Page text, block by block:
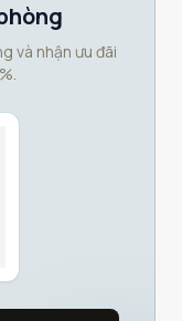
và nhận ưu đãi